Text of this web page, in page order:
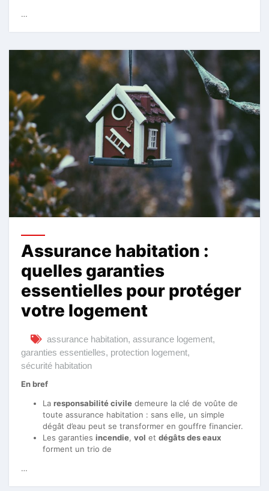
…
Assurance habitation :
quelles garanties
essentielles pour protéger
votre logement
assurance habitation, assurance logement,
garanties essentielles, protection logement,
sécurité habitation
En bref
La responsabilité civile demeure la clé de voûte de
toute assurance habitation : sans elle, un simple
dégât d’eau peut se transformer en gouffre financier.
Les garanties incendie, vol et dégâts des eaux
forment un trio de
…